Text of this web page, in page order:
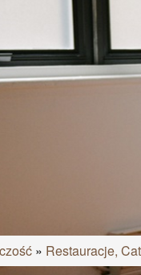
» Restauracje,